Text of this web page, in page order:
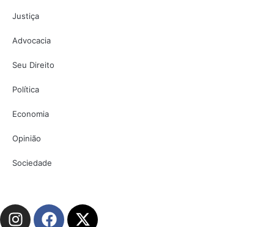
Justiça
Advocacia
Seu Direito
Política
Economia
Opinião
Sociedade